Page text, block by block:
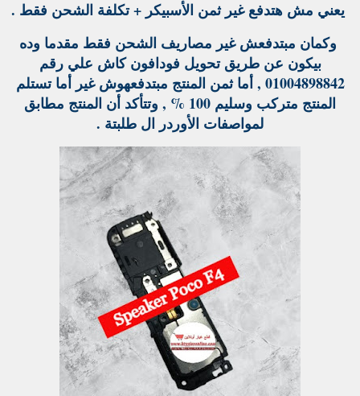
يعني مش هتدفع غير ثمن الأسبيكر + تكلفة الشحن فقط .
وكمان مبتدفعش غير مصاريف الشحن فقط مقدما وده
بيكون عن طريق تحويل فودافون كاش علي رقم
01004898842 , أما ثمن المنتج مبتدفعهوش غير أما تستلم
المنتج متركب وسليم 100 % , وتتأكد أن المنتج مطابق
لمواصفات الأوردر ال طلبتة .